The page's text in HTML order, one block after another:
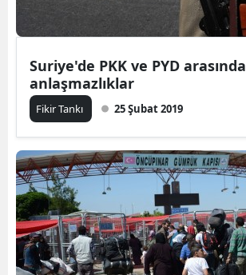
Suriye'de PKK ve PYD arasında
anlaşmazlıklar
Fikir Tankı 25 Şubat 2019